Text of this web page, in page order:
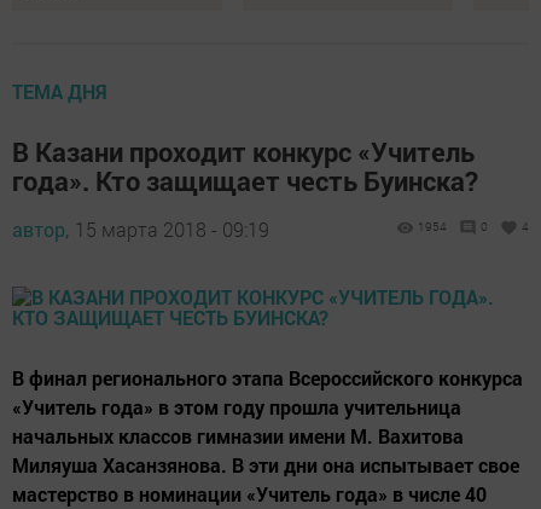
ТЕМА ДНЯ
В Казани проходит конкурс «Учитель
года». Кто защищает честь Буинска?
автор, 15 марта 2018 - 09:19 1954 0 4
В финал регионального этапа Всероссийского конкурса
«Учитель года» в этом году прошла учительница
начальных классов гимназии имени М. Вахитова
Миляуша Хасанзянова. В эти дни она испытывает свое
мастерство в номинации «Учитель года» в числе 40